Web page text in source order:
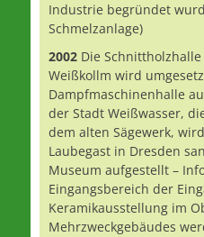
Industrie begründet
Schmelzanlage)
2002 Die
Weißkollm wird
Dampfmaschinenhalle
der Stadt Weißwasser,
dem alten Sägewerk,
Laubegast in Dresden
Museum aufgestellt –
Eingangsbereich der
Keramikausstellung im
Mehrzweckgebäudes